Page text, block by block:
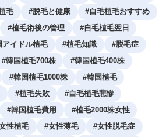
毛 #脱毛と健康 #自毛植毛おすすめ
#植毛術後の管理 #自毛植毛翌日
アイドル植毛 #植毛知識 #脱毛症
#韓国植毛700株 #韓国植毛400株
#韓国植毛1000株 #韓国植毛
#植毛失敗 #自毛植毛悲惨
#韓国植毛費用 #植毛2000株女性
性植毛 #女性薄毛 #女性脱毛症